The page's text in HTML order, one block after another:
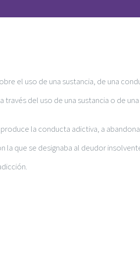
el uso de una sustancia, de una
del uso de una sustancia o de
la conducta adictiva, a
la que se designaba al deudor